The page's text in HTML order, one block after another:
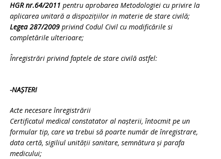
HGR nr.64/2011 pentru aprobarea Metodologiei cu privire la
aplicarea unitară a dispoziţiilor in materie de stare civilă;
Legea 287/2009 privind Codul Civil cu modificările si
completările ulterioare;
Înregistrări privind faptele de stare civilă astfel:
-NAŞTERI
Acte necesare înregistrării
Certificatul medical constatator al naşterii, întocmit pe un
formular tip, care va trebui să poarte număr de înregistrare,
data certă, sigiliul unităţii sanitare, semnătura și parafa
medicului;